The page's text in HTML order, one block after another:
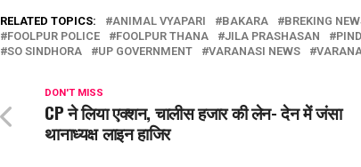
RELATED TOPICS: ANIMAL VYAPARI BAKARA BREKING
FOOLPUR POLICE
FOOLPUR THANA JILA PRASHASAN
SO SINDHORA
UP GOVERNMENT VARANASI NEWS
DON'T MISS
CP ने लिया एक्शन, चालीस हजार की लेन- देन में जंसा
थानाध्यक्ष लाइन हाजिर